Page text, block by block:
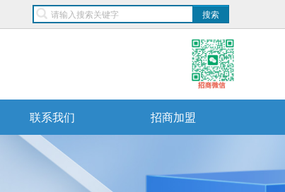
联系我们 招商加盟